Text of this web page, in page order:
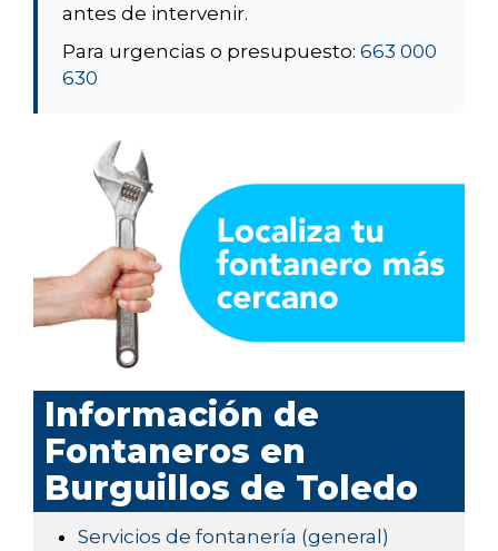
antes de intervenir.
Para urgencias o presupuesto: 663 000
630
Información de
Fontaneros en
Burguillos de Toledo
Servicios de fontanería (general)